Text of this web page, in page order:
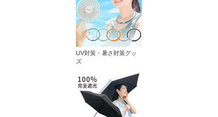
UV対策・暑さ対策グッ
ズ